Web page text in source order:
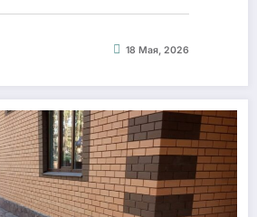
18 Мая, 2026